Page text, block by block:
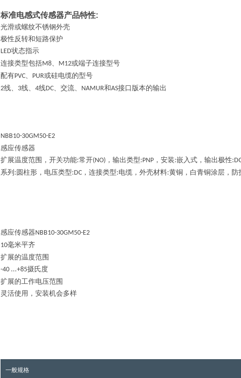
标准电感式传感器产品特性:
光滑或螺纹不锈钢外壳
极性反转和短路保护
LED状态指示
连接类型包括M8、 M12或端子连接型号
配有PVC、 PUR或硅电缆的型号
2线、 3线、 4线DC、交流、 NAMUR和AS接口版本的输出
NBB10-30GM50-E2
感应传感器
扩展温度范围，开关功能:常开(NO) ，输出类型:PNP ，安装:嵌入式，输出极性
系列 : 圆柱形，电压类型:DC ，连接类型:电缆，外壳材料:黄铜，白青铜涂层，防
感应传感器NBB10-30GM50-E2
10毫米平齐
扩展的温度范围
-40 ...+85摄氏度
扩展的工作电压范围
灵活使用，安装机会多样
一般规格